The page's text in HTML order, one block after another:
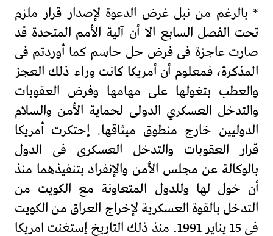
* بالرغم من نبل غرض الدعوة لإصدار قرار ملزم
تحت الفصل السابع الا أن آلية الأمم المتحدة قد
صارت عاجزة فى فرض حل حاسم كما أوردتم فى
المذكرة، فمعلوم أن أمريكا كانت وراء ذلك العجز
والعطب بتغولها على مهامها وفرض العقوبات
والتدخل العسكري الدولى لحماية الأمن والسلام
الدوليين خارج منطوق ميثاقها. إحتكرت أمريكا
قرار العقوبات والتدخل العسكرى فى الدول
بالوكالة عن مجلس الأمن والإنفراد بتنفيذهما منذ
أن خول لها وللدول المتعاونة مع الكويت من
التدخل بالقوة العسكرية لإخراج العراق من الكويت
فى 15 يناير 1991. منذ ذلك التاريخ إستغنت امريكا